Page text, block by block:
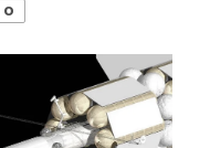
0